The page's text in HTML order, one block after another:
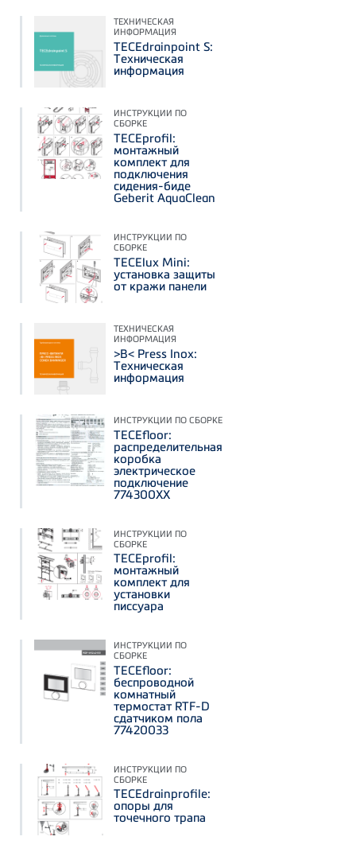
ТЕХНИЧЕСКАЯ
ИНФОРМАЦИЯ
TECEdrainpoint S:
Техническая
информация
ИНСТРУКЦИИ ПО
СБОРКЕ
TECEprofil:
монтажный
комплект для
подключения
сидения-биде
Geberit AquaClean
ИНСТРУКЦИИ ПО
СБОРКЕ
TECElux Mini:
установка защиты
от кражи панели
ТЕХНИЧЕСКАЯ
ИНФОРМАЦИЯ
>B< Press Inox:
Техническая
информация
ИНСТРУКЦИИ ПО СБОРКЕ
TECEfloor:
распределительная
коробка
электрическое
подключение
774300ХХ
ИНСТРУКЦИИ ПО
СБОРКЕ
TECEprofil:
монтажный
комплект для
установки
писсуара
ИНСТРУКЦИИ ПО
СБОРКЕ
TECEfloor:
беспроводной
комнатный
термостат RTF-D
сдатчиком пола
77420033
ИНСТРУКЦИИ ПО
СБОРКЕ
TECEdrainprofile:
опоры для
точечного трапа